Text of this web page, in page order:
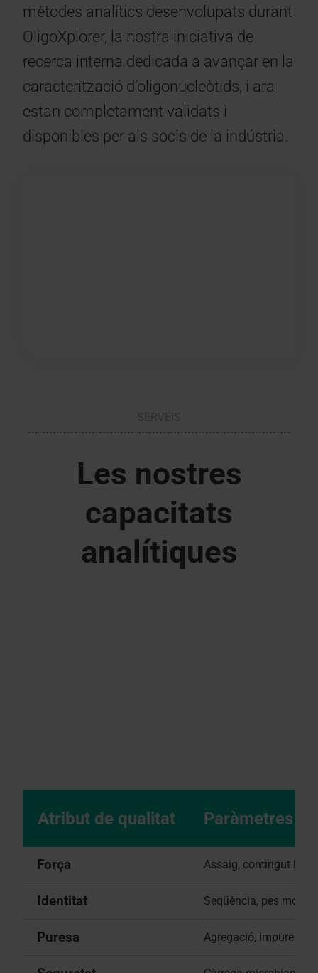
mètodes analítics desenvolupats durant
OligoXplorer, la nostra iniciativa de
recerca interna dedicada a avançar en la
caracterització d’oligonucleòtids, i ara
estan completament validats i
disponibles per als socis de la indústria.
Les nostres
capacitats
analítiques
Atribut de qualitat Paràmetres
Força Assaig, contingut
Identitat Seqüència, pes
Puresa Agregació, impureses